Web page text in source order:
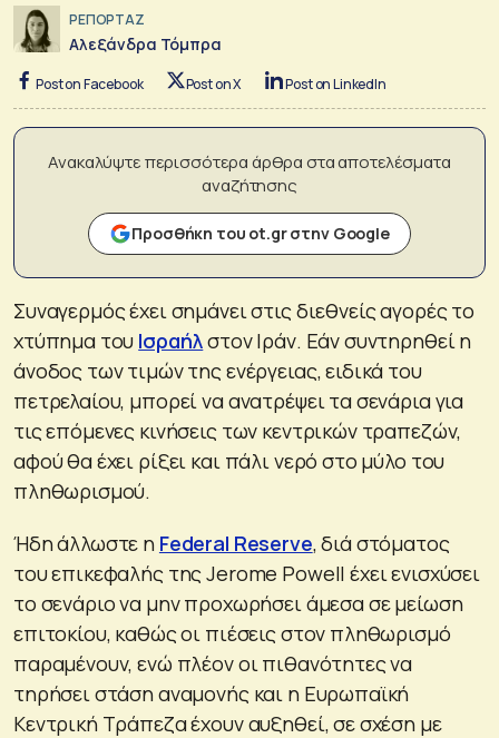
ΡΕΠΟΡΤΑΖ
Αλεξάνδρα Τόμπρα
Post on Facebook Post on X Post on LinkedIn
Ανακαλύψτε περισσότερα άρθρα στα αποτελέσματα
αναζήτησης
Προσθήκη του ot.gr στην Google
Συναγερμός έχει σημάνει στις διεθνείς αγορές το
χτύπημα του Ισραήλστον Ιράν. Εάν συντηρηθεί η
άνοδος των τιμών της ενέργειας, ειδικά του
πετρελαίου, μπορεί να ανατρέψει τα σενάρια για
τις επόμενες κινήσεις των κεντρικών τραπεζών,
αφού θα έχει ρίξει και πάλι νερό στο μύλο του
πληθωρισμού.
Ήδη άλλωστε η Federal Reserve, διά στόματος
του επικεφαλής της Jerome Powell έχει ενισχύσει
το σενάριο να μην προχωρήσει άμεσα σε μείωση
επιτοκίου, καθώς οι πιέσεις στον πληθωρισμό
παραμένουν, ενώ πλέον οι πιθανότητες να
τηρήσει στάση αναμονής και η Ευρωπαϊκή
Κεντρική Τράπεζα έχουν αυξηθεί, σε σχέση με